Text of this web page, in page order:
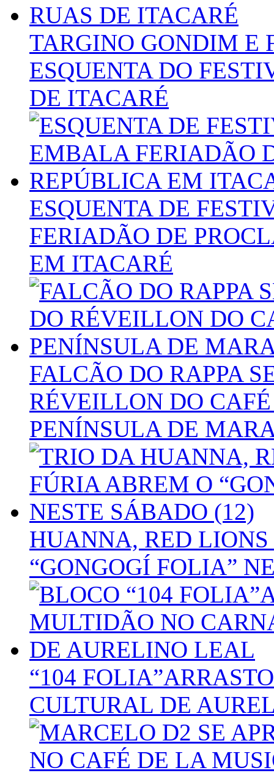
TARGINO GONDIM E
ESQUENTA DO
DE ITACARÉ
ESQUENTA DE
FERIADÃO DE
EM ITACARÉ
FALCÃO DO RAPPA
RÉVEILLON DO
PENÍNSULA DE
HUANNA, RED
“GONGOGÍ FOLIA”
“104
CULTURAL DE